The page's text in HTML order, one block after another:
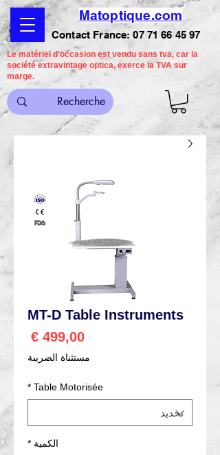
Matoptique.com
Contact France:07 71 66 45 97
Le matériel d'occasion est vendu sans tva, car la
société extravintage optica, exerce la TVA sur
marge.
MT-D Table Instruments
مستثناة الضريبة
Table Motorisée
*
الكمية *